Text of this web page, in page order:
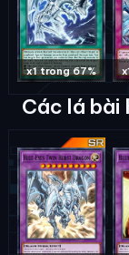
x1 trong 67%
Các lá bài